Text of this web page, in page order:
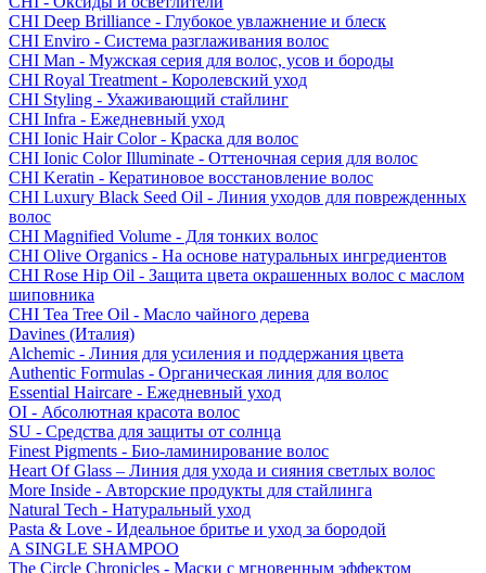
CHI Deep Brilliance - Глубокое увлажнение и блеск
CHI Enviro - Система разглаживания волос
CHI Man - Мужская серия для волос, усов и бороды
CHI Royal Treatment - Королевский уход
CHI Styling - Ухаживающий стайлинг
CHI Infra - Ежедневный уход
CHI Ionic Hair Color - Краска для волос
CHI Ionic Color Illuminate - Оттеночная серия для волос
CHI Keratin - Кератиновое восстановление волос
CHI Luxury Black Seed Oil - Линия уходов для поврежденных
волос
CHI Magnified Volume - Для тонких волос
CHI Olive Organics - На основе натуральных ингредиентов
CHI Rose Hip Oil - Защита цвета окрашенных волос с маслом
шиповника
CHI Tea Tree Oil - Масло чайного дерева
Davines (Италия)
Alchemic - Линия для усиления и поддержания цвета
Authentic Formulas - Органическая линия для волос
Essential Haircare - Eжедневный уход
OI - Абсолютная красота волос
SU - Средства для защиты от солнца
Finest Pigments - Био-ламинирование волос
Heart Of Glass – Линия для ухода и сияния светлых волос
More Inside - Авторские продукты для стайлинга
Natural Tech - Натуральный уход
Pasta & Love - Идеальное бритье и уход за бородой
A SINGLE SHAMPOO
The Circle Chronicles - Маски с мгновенным эффектом